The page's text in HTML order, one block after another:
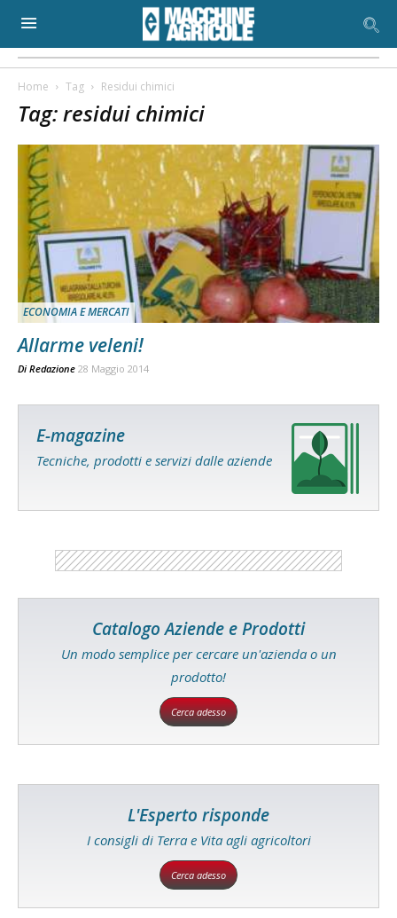
Home Tag Residui chimici
Tag: residui chimici
ECONOMIA E MERCATI
Allarme veleni!
Di Redazione 28 Maggio 2014
E-magazine
Tecniche, prodotti e servizi dalle aziende
Catalogo Aziende e Prodotti
Un modo semplice per cercare un'azienda o un
prodotto!
Cerca adesso
L'Esperto risponde
I consigli di Terra e Vita agli agricoltori
Cerca adesso